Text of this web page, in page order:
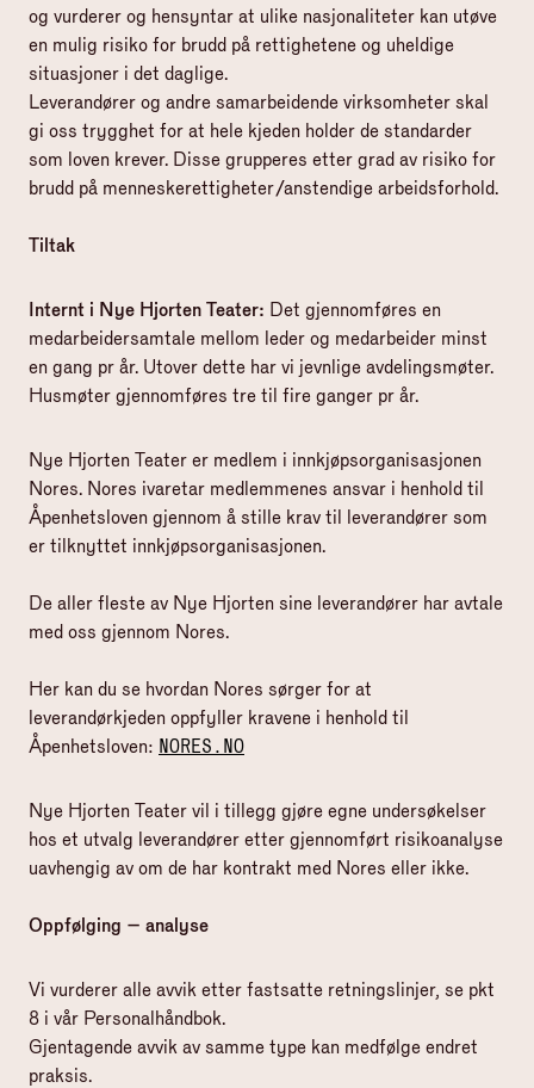
og vurderer og hensyntar at ulike nasjonaliteter kan utøve
en mulig risiko for brudd på rettighetene og uheldige
situasjoner i det daglige.
Leverandører og andre samarbeidende virksomheter skal
gi oss trygghet for at hele kjeden holder de standarder
som loven krever. Disse grupperes etter grad av risiko for
brudd på menneskerettigheter/anstendige arbeidsforhold.
Tiltak
Internt i Nye Hjorten Teater: Det gjennomføres en
medarbeidersamtale mellom leder og medarbeider minst
en gang pr år. Utover dette har vi jevnlige avdelingsmøter.
Husmøter gjennomføres tre til fire ganger pr år.
Nye Hjorten Teater er medlem i innkjøpsorganisasjonen
Nores. Nores ivaretar medlemmenes ansvar i henhold til
Åpenhetsloven gjennom å stille krav til leverandører som
er tilknyttet innkjøpsorganisasjonen.
De aller fleste av Nye Hjorten sine leverandører har avtale
med oss gjennom Nores.
Her kan du se hvordan Nores sørger for at
leverandørkjeden oppfyller kravene i henhold til
Åpenhetsloven: NORES.NO
Nye Hjorten Teater vil i tillegg gjøre egne undersøkelser
hos et utvalg leverandører etter gjennomført risikoanalyse
uavhengig av om de har kontrakt med Nores eller ikke.
Oppfølging – analyse
Vi vurderer alle avvik etter fastsatte retningslinjer, se pkt
8 i vår Personalhåndbok.
Gjentagende avvik av samme type kan medfølge endret
praksis.